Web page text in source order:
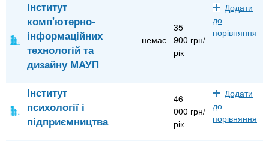
Інститут
комп'ютерно-
інформаційних
технологій та
дизайну МАУП
немає
35
900 грн/
рік
Додати
до
порівняння
Інститут
психології і
підприємництва
46
000 грн/
рік
Додати
до
порівняння